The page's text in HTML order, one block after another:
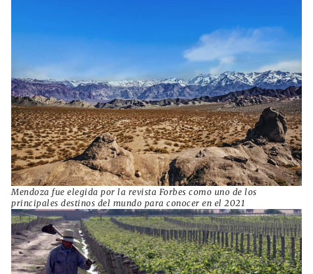
Mendoza fue elegida por la revista Forbes como uno de los
principales destinos del mundo para conocer en el 2021